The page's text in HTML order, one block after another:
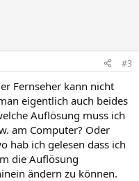
#3
Fernseher kann nicht
eigentlich auch beides
Auflösung muss ich
am Computer? Oder
hab ich gelesen dass ich
die Auflösung
ändern zu können.